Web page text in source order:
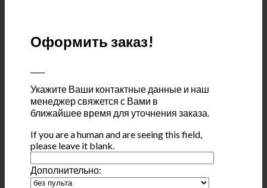
Оформить заказ!
Укажите Ваши контактные данные и наш
менеджер свяжется с Вами в
ближайшее время для уточнения заказа.
If you are a human and are seeing this field,
please leave it blank.
Дополнительно: